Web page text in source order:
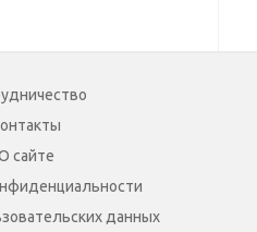
сайте
данных